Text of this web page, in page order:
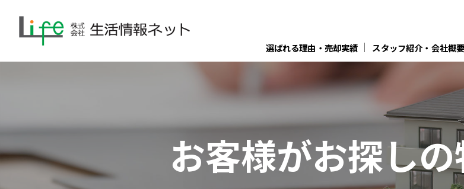
選ばれる理由・売却実績
スタッフ紹介・会社概
お客様がお探し